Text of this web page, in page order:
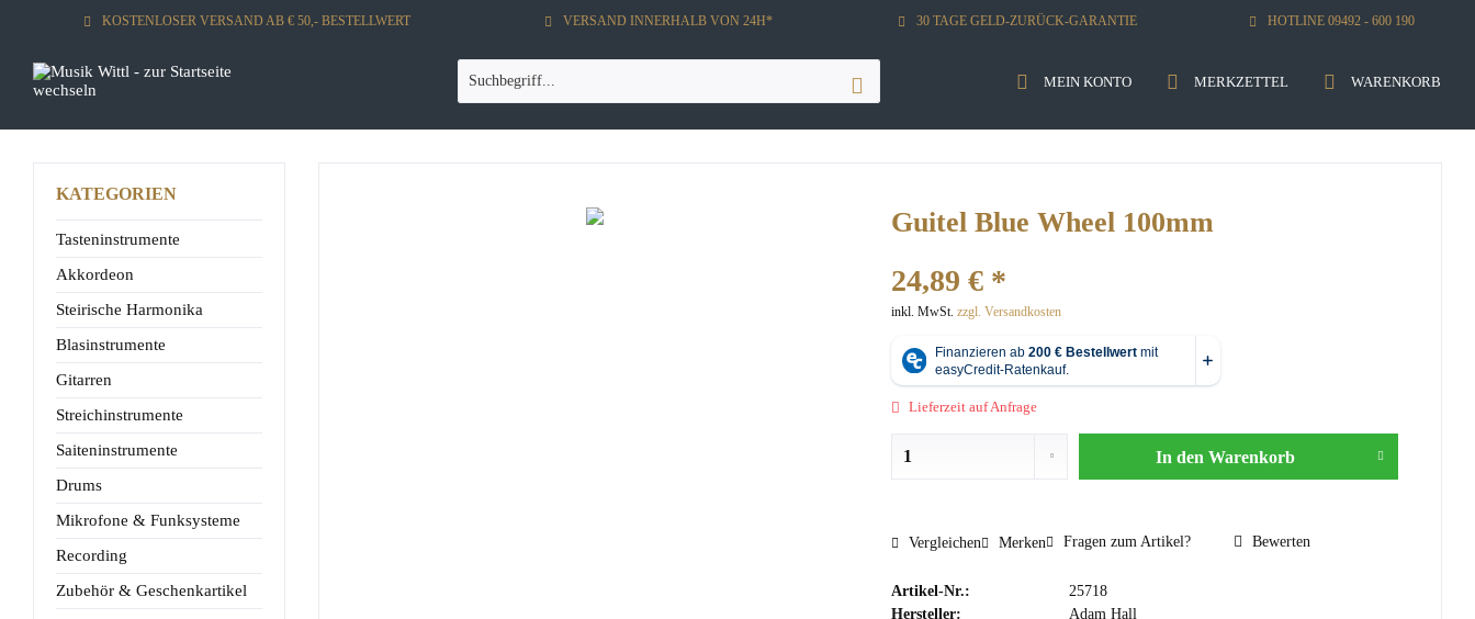
KOSTENLOSER VERSAND AB € 50,- BESTELLWERT VERSAND INNERHALB VON 24H* 30 TAGE GELD-ZURÜCK-GARANTIE HOTLINE 09492 - 600 190
WARENKORB
MERKZETTEL
MEIN KONTO
KATEGORIEN
Tasteninstrumente
Akkordeon
Steirische Harmonika
Blasinstrumente
Gitarren
Streichinstrumente
Saiteninstrumente
Drums
Mikrofone & Funksysteme
Recording
Zubehör & Geschenkartikel
Guitel Blue Wheel 100mm
24,89 € *
inkl. MwSt. zzgl. Versandkosten
Lieferzeit auf Anfrage
In den Warenkorb
Vergleichen Merken Fragen zum Artikel? Bewerten
Artikel-Nr.:
25718
Hersteller:
Adam Hall